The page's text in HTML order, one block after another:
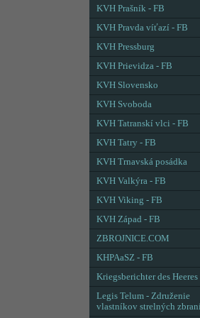
KVH Prašník - FB
KVH Pravda víťazí - FB
KVH Pressburg
KVH Prievidza - FB
KVH Slovensko
KVH Svoboda
KVH Tatranskí vlci - FB
KVH Tatry - FB
KVH Trnavská posádka
KVH Valkýra - FB
KVH Viking - FB
KVH Západ - FB
ZBROJNICE.COM
KHPAaSZ - FB
Kriegsberichter des Heeres
Legis Telum - Združenie
vlastníkov strelných